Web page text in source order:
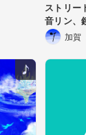
ストリー
音リン、
KAITO、
加賀